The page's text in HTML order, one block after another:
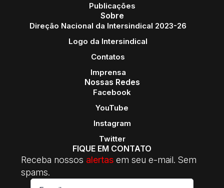
Publicações
Sobre
Direção Nacional da Intersindical 2023-26
Logo da Intersindical
Contatos
Imprensa
Nossas Redes
Facebook
YouTube
Instagram
Twitter
FIQUE EM CONTATO
Receba nossos alertas em seu e-mail. Sem
spams.
E-